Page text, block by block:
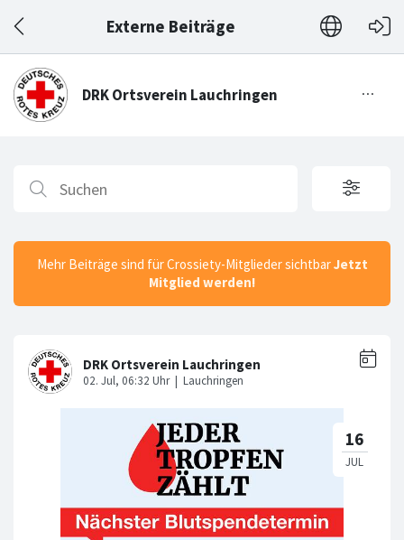
Externe Beiträge
Mehr Beiträge sind für Crossiety-Mitglieder sichtbarJetzt
Mitglied werden!